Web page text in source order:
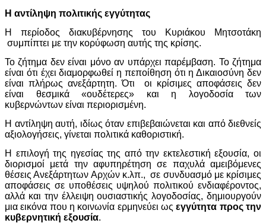
Η αντίληψη πολιτικής εγγύτητας
Η περίοδος διακυβέρνησης του Κυριάκου Μητσοτάκη
συμπίπτει με την κορύφωση αυτής της κρίσης.
Το ζήτημα δεν είναι μόνο αν υπάρχει παρέμβαση. Το ζήτημα
είναι ότι έχει διαμορφωθεί η πεποίθηση ότι η Δικαιοσύνη δεν
είναι πλήρως ανεξάρτητη. Ότι οι κρίσιμες αποφάσεις δεν
είναι θεσμικά «ουδέτερες» και η λογοδοσία των
κυβερνώντων είναι περιορισμένη.
Η αντίληψη αυτή, ιδίως όταν επιβεβαιώνεται και από διεθνείς
αξιολογήσεις, γίνεται πολιτικά καθοριστική.
Η επιλογή της ηγεσίας της από την εκτελεστική εξουσία, οι
διορισμοί μετά την αφυπηρέτηση σε παχυλά αμειβόμενες
θέσεις Ανεξάρτητων Αρχών κ.λπ., σε συνδυασμό με κρίσιμες
αποφάσεις σε υποθέσεις υψηλού πολιτικού ενδιαφέροντος,
αλλά και την έλλειψη ουσιαστικής λογοδοσίας, δημιουργούν
μια εικόνα που η κοινωνία ερμηνεύει ωςεγγύτητα προς την
κυβερνητική εξουσία.